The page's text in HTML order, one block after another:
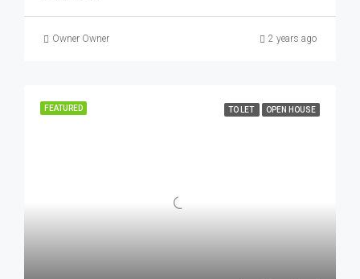
Owner Owner 2 years ago
FEATURED TO LET OPEN HOUSE